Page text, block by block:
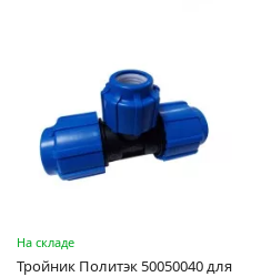
На складе
Тройник Политэк 50050040 для